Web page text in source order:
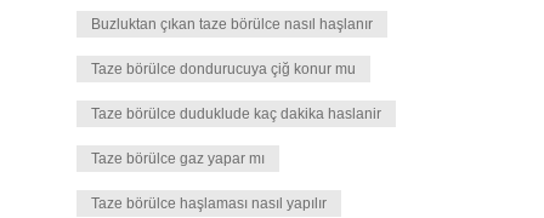
Buzluktan çıkan taze börülce nasıl haşlanır
Taze börülce dondurucuya çiğ konur mu
Taze börülce duduklude kaç dakika haslanir
Taze börülce gaz yapar mı
Taze börülce haşlaması nasıl yapılır